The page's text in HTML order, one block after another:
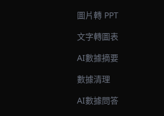
圖片轉 PPT
文字轉圖表
AI數據摘要
數據清理
AI數據問答